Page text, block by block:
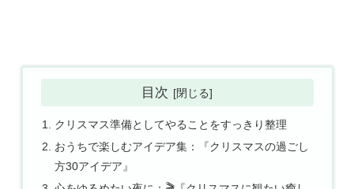
目次
クリスマス準備としてやることをすっきり整理
おうちで楽しむアイデア集：『クリスマスの過ごし
方30アイデア』